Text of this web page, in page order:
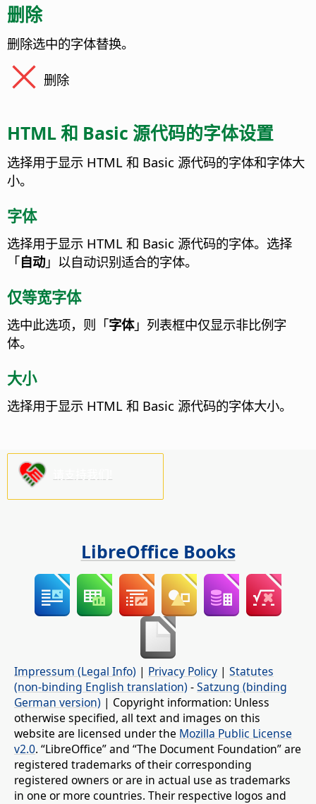
删除
删除选中的字体替换。
删除
HTML 和 Basic 源代码的字体设置
选择用于显示 HTML 和 Basic 源代码的字体和字体大
小。
字体
选择用于显示 HTML 和 Basic 源代码的字体。 选择
「自动」以自动识别适合的字体。
仅等宽字体
选中此选项，则「字体」列表框中仅显示非比例字
体。
大小
选择用于显示 HTML 和 Basic 源代码的字体大小。
LibreOffice Books
Impressum (Legal Info) | Privacy Policy | Statutes
(non-binding English translation) -Satzung (binding
German version) | Copyright information: Unless
otherwise specified, all text and images on this
website are licensed under the Mozilla Public License
v2.0. “LibreOffice” and “The Document Foundation” are
registered trademarks of their corresponding
registered owners or are in actual use as trademarks
in one or more countries. Their respective logos and